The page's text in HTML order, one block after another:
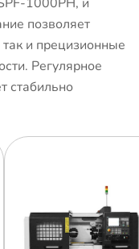
позволяет
и прецизионные
Регулярное
стабильно